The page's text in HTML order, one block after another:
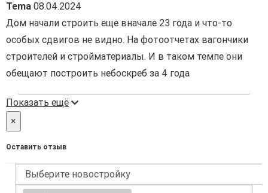
Tema 08.04.2024
Дом начали строить еще вначале 23 года и что-то
особых сдвигов не видно. На фотоотчетах вагончики
строителей и стройматериалы. И в таком темпе они
обещают построить небоскреб за 4 года
Показать ещё
×
Оставить отзыв